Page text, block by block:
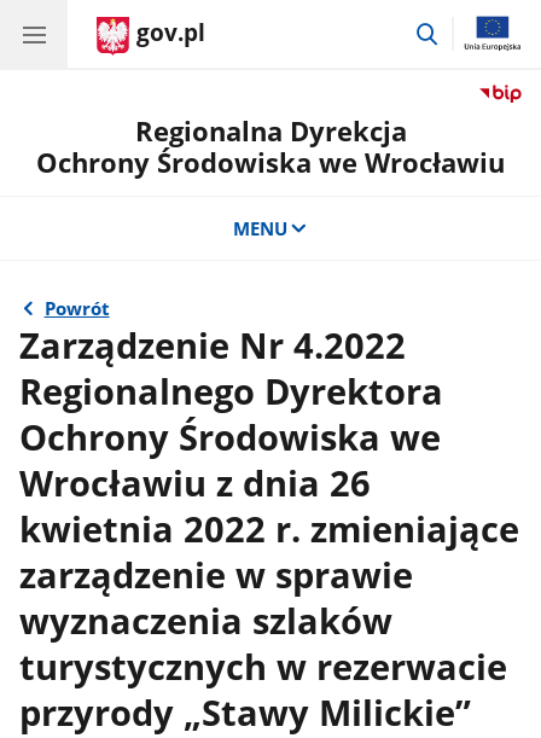
gov.pl
przejdź
Regionalna Dyrekcja
Ochrony Środowiska we Wrocławiu
MENU
Powrót
Zarządzenie Nr 4.2022
Regionalnego Dyrektora
Ochrony Środowiska we
Wrocławiu z dnia 26
kwietnia 2022 r. zmieniające
zarządzenie w sprawie
wyznaczenia szlaków
turystycznych w rezerwacie
przyrody „Stawy Milickie”